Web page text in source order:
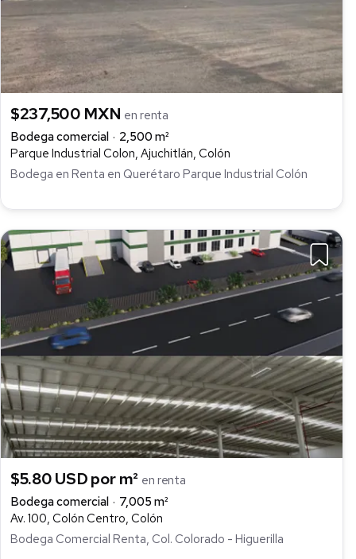
$237,500 MXN en renta
Bodega comercial
2,500 m²
Parque Industrial Colon, Ajuchitlán, Colón
Bodega en Renta en Querétaro Parque Industrial Colón
$5.80 USD por m² en renta
Bodega comercial
7,005 m²
Av. 100, Colón Centro, Colón
Bodega Comercial Renta, Col. Colorado - Higuerilla